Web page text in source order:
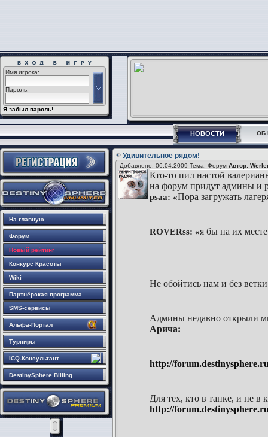
Имя игрока:
Пароль:
Я забыл пароль!
НОВОСТИ ОБ
На главную
Форум
Новый рейтинг
Конкурс Красоты
Wiki
Партнёрская программа
SMS-сервисы
Альфа-Портал
Турниры
ICQ-Консультант
DestinySphere Billing
Удивительное рядом!
Добавлено: 06.04.2009 Тема: Форум Автор:
Кто-то пил настой
на форум придут админы и
psaa: «Пора загружать
ROVERss: «я бы на их
Не обойтись нам и без
Админы недавно открыли
Арича:
http://
Для тех, кто в танке, и не
http://